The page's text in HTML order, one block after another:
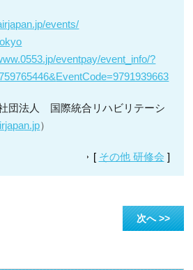
events/
eventpay/event_info/?
EventCode=9791939663
団法人 国際統合リハビリテーシ
n.jp）
[ その他 研修会 ]
次へ >>